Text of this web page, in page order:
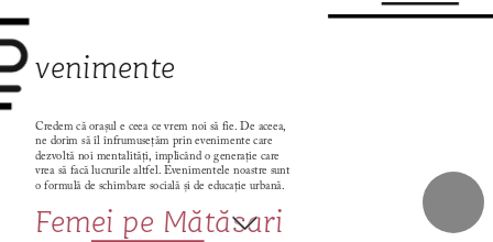
venimente
Credem că orașul e ceea ce vrem noi să fie. De aceea,
ne dorim să îl înfrumusețăm prin evenimente care
dezvoltă noi mentalități, implicând o generație care
vrea să facă lucrurile altfel. Evenimentele noastre sunt
o formulă de schimbare socială și de educație urbană.
Femei pe Mătăsari